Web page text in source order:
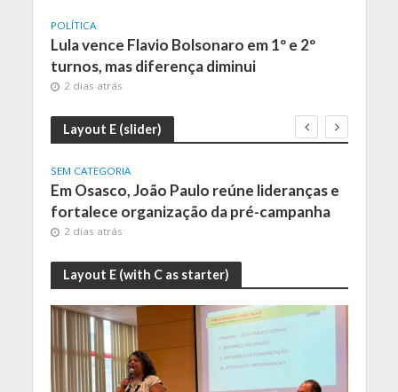
POLÍTICA
Lula vence Flavio Bolsonaro em 1º e 2º
turnos, mas diferença diminui
2 dias atrás
Layout E (slider)
SEM CATEGORIA
Em Osasco, João Paulo reúne lideranças e
fortalece organização da pré-campanha
2 dias atrás
Layout E (with C as starter)